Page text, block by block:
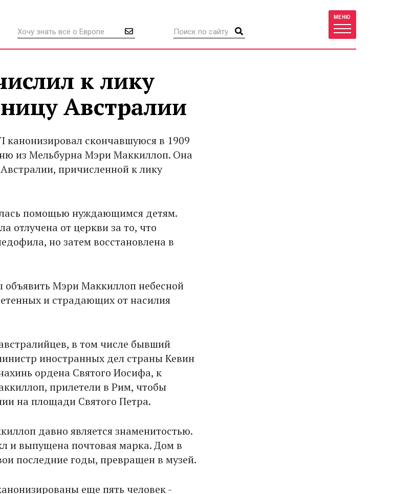
МЕНЮ
к лику
Австралии
канонизировал скончавшуюся в 1909
из Мельбурна Мэри Маккиллоп. Она
причисленной к лику
помощью нуждающимся детям.
отлучена от церкви за то, что
но затем восстановлена в
Мэри Маккиллоп небесной
и страдающих от насилия
в том числе бывший
иностранных дел страны Кевин
ордена Святого Иосифа, к
прилетели в Рим, чтобы
на площади Святого Петра.
давно является знаменитостью.
и выпущена почтовая марка. Дом в
последние годы, превращен в музей.
еще пять человек -